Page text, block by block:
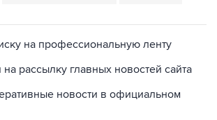
на профессиональную ленту
на рассылку главных новостей сайта
новости в официальном